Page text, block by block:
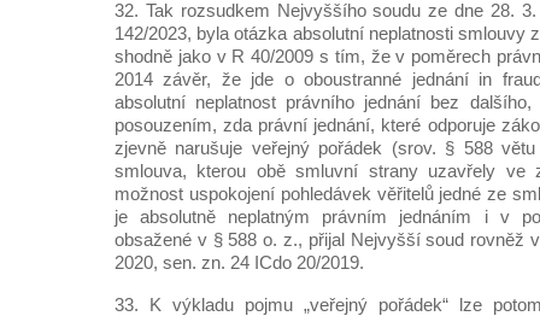
32. Tak rozsudkem Nejvyššího soudu ze dne 28.
142/2023, byla otázka absolutní neplatnosti smlouvy
shodně jako v R 40/2009 s tím, že v poměrech
2014 závěr, že jde o oboustranné jednání in
absolutní neplatnost právního jednání bez
posouzením, zda právní jednání, které odporuje
zjevně narušuje veřejný pořádek (srov. § 588
smlouva, kterou obě smluvní strany uzavřely ve
možnost uspokojení pohledávek věřitelů jedné ze
je absolutně neplatným právním jednáním i v
obsažené v § 588 o. z., přijal Nejvyšší soud rovněž
2020, sen. zn. 24 ICdo 20/2019.
33. K výkladu pojmu „veřejný pořádek“ lze